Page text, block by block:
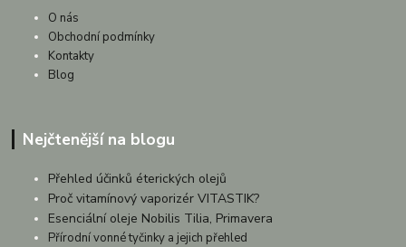
O nás
Obchodní podmínky
Kontakty
Blog
Nejčtenější na blogu
Přehled účinků éterických olejů
Proč vitamínový vaporizér VITASTIK?
Esenciální oleje Nobilis Tilia, Primavera
Přírodní vonné tyčinky a jejich přehled